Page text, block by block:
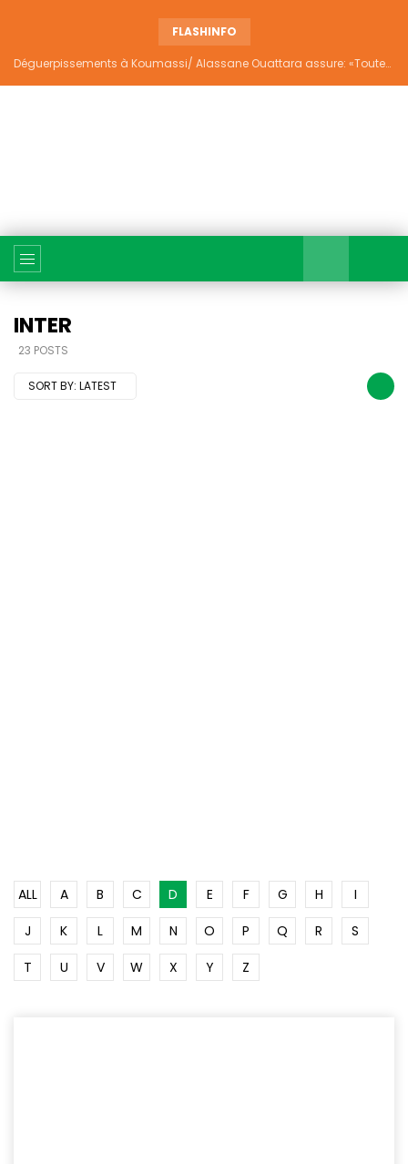
FLASHINFO
Déguerpissements à Koumassi/ Alassane Ouattara assure: «Toutes les responsabilités seront établies et elles donneront lieu aux sanctions prévues par la loi»
INTER
23 POSTS
SORT BY: LATEST
ALL A B C D E F G H
I
J
K L M N O P Q R
S
T
U V W X Y Z